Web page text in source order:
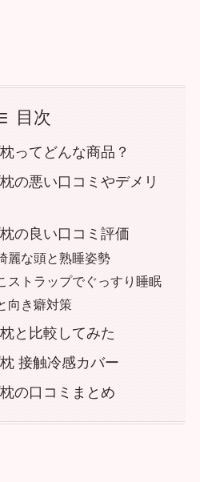
目次
ってどんな商品？
の悪い口コミやデメリ
の良い口コミ評価
麗な頭と熟睡姿勢
ストラップでぐっすり睡眠
向き癖対策
と比較してみた
接触冷感カバー
の口コミまとめ